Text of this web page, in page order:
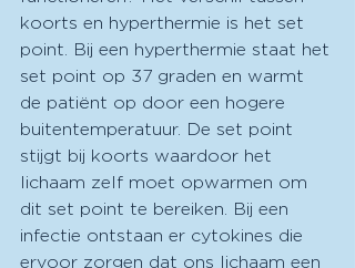
koorts en hyperthermie is het set
point. Bij een hyperthermie staat het
set point op 37 graden en warmt
de patiënt op door een hogere
buitentemperatuur. De set point
stijgt bij koorts waardoor het
lichaam zelf moet opwarmen om
dit set point te bereiken. Bij een
infectie ontstaan er cytokines die
ervoor zorgen dat ons lichaam een